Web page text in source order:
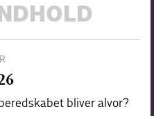
bliver alvor?